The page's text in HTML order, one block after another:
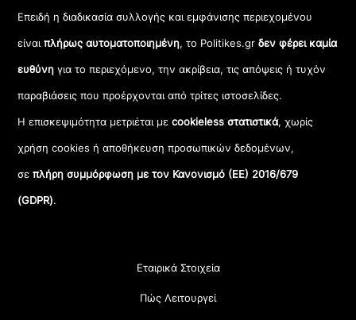
Επειδή η διαδικασία συλλογής και εμφάνισης περιεχομένου
είναιπλήρως αυτοματοποιημένη, το Politikes.grδεν φέρει καμία
ευθύνη για το περιεχόμενο, την ακρίβεια, τις απόψεις ή τυχόν
παραβιάσεις που προέρχονται από τρίτες ιστοσελίδες.
Η επισκεψιμότητα μετριέται μεcookieless στατιστικά, χωρίς
χρήση cookies ή αποθήκευση προσωπικών δεδομένων,
σεπλήρη συμμόρφωση με τον Κανονισμό (ΕΕ) 2016/679
(GDPR).
Εταιρικά Στοιχεία
Πώς Λειτουργεί